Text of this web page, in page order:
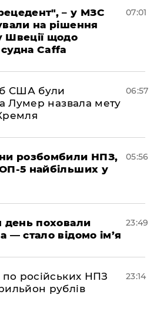
– у МЗС
на рішення
Швеції щодо
Caffa
07:01
США були
Лумер назвала мету
06:57
розбомбили НПЗ,
5 найбільших у
05:56
день поховали
— стало відомо ім’я
23:49
по російських НПЗ
рублів
23:14